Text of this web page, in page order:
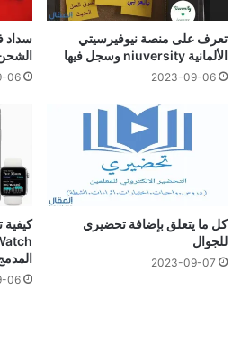
تعرف على منصة نيوفيرسيتي
الألمانية niuversity وسجل فيها
2023-09-06
سداد
06
كل ما يتعلق بإضافة تحضيري
للجوال
2023-09-07
06